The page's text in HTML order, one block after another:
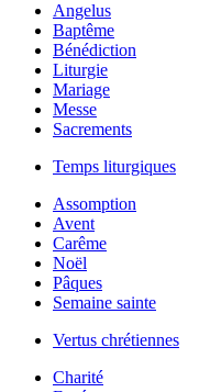
Angelus
Baptême
Bénédiction
Liturgie
Mariage
Messe
Sacrements
Temps liturgiques
Assomption
Avent
Carême
Noël
Pâques
Semaine sainte
Vertus chrétiennes
Charité